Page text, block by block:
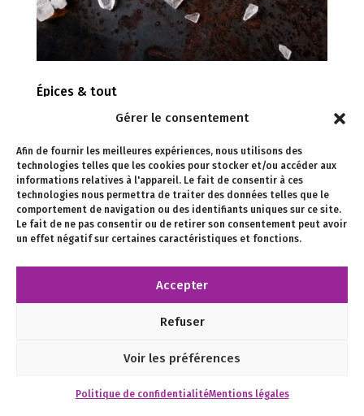
Gérer le consentement
Afin de fournir les meilleures expériences, nous utilisons des
technologies telles que les cookies pour stocker et/ou accéder aux
informations relatives à l'appareil. Le fait de consentir à ces
technologies nous permettra de traiter des données telles que le
comportement de navigation ou des identifiants uniques sur ce site.
Le fait de ne pas consentir ou de retirer son consentement peut avoir
un effet négatif sur certaines caractéristiques et fonctions.
Accepter
Refuser
Voir les préférences
Politique de confidentialitéMentions légales
Épices & tout
Épices & tout Direction artistique & identité visuelle
Olivier HAINAUT & Laure MAUD Graphisme Olivier
HAINAUT Webdesign & développement Olivier
HAINAUT Conseil éditorial & textes Olivier HAINAUT
Photographies Laure MAUD Illustrations Camille...
Elegant Themes
WordPress